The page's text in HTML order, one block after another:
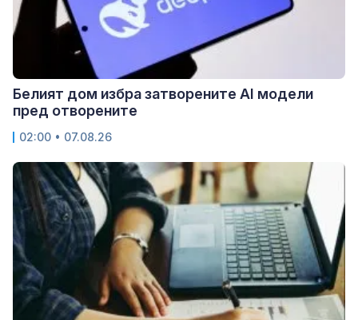
Белият дом избра затворените AI модели
пред отворените
02:00 • 07.08.26